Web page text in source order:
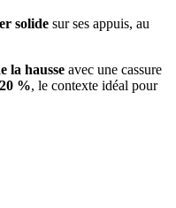
solide sur ses appuis, au
la hausse avec une cassure
%, le contexte idéal pour